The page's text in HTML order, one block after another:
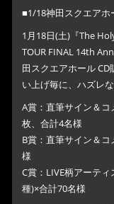
■1/18神田スクエアホ
1月18日(土)『The
TOUR FINAL 14th
田スクエアホール CD
い上げ毎に、ハズレ
A賞：直筆サイン＆コ
枚、合計4名様
B賞：直筆サイン＆
様
C賞：LIVE柄アーテ
種)×合計70名様